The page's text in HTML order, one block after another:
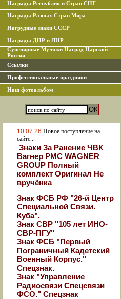
Награды Республик и Стран СНГ
Награды Разных Стран Мира
Нагрудные знаки СССР
Награды ДНР и ЛНР
Сувенирные Муляжи Наград Царской
России
Ссылки
Профессиональные праздники
Наш фотоальбом
10.07.26 Новое поступление на
сайте...
Знаки За Ранение ЧВК
Вагнер РМС WAGNER
GROUP Полный
комплект Оригинал Не
вручёнка
Знак ФСБ РФ "26-й Центр
Специальной Связи.
Куба".
Знак СВР "105 лет ИНО-
СВР-ПГУ"
Знак ФСБ "Первый
Пограничный Кадетский
Военный Корпус."
Спецзнак.
Знак "Управление
Радиосвязи Спецсвязи
ФСО." Спецзнак